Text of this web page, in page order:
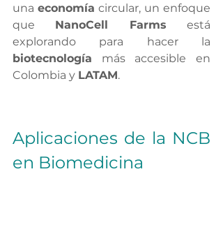
una economía circular, un enfoque
que NanoCell Farms está
biotecnología más accesible en
Colombia y LATAM.
Aplicaciones de la NCB
en Biomedicina